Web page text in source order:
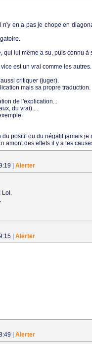
en a pas je chope en
lui même a su, puis connu à
est un vrai comme les
critiquer (juger).
mais sa propre traduction.
de l'explication...
du vrai).....
positif ou du négatif jamais
amont des effets il y a les
Alerter
Lol.
Alerter
Alerter